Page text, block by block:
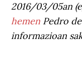
2016/03/05an
hemen Pedro
informazioan